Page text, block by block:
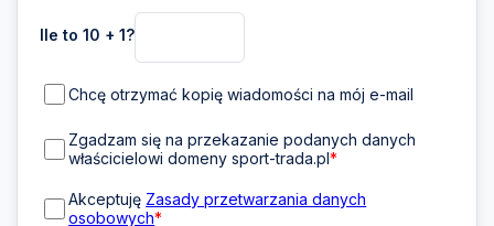
Ile to 10 + 1?
Chcę otrzymać kopię wiadomości na mój e-mail
Zgadzam się na przekazanie podanych danych
właścicielowi domeny sport-trada.pl*
Akceptuję Zasady przetwarzania danych
osobowych*